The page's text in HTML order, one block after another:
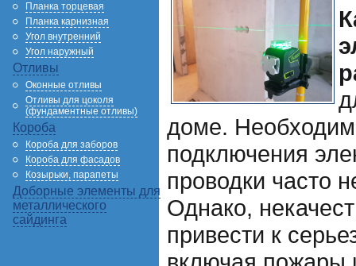
Планка торцевая
Планка карнизная
Угол внутренний
Угол наружный
Отливы
Оконные отливы
Отливы для цоколя
(фундаментные отливы)
Короба
Короба для заборов
Короба для фасадов
Козырьки, парапеты
Доборные элементы для
металлического
сайдинга
доме.
подключения
проводки часто
Однако,
привести к